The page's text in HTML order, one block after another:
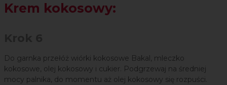
Krem kokosowy:
Do garnka przełóż wiórki kokosowe Bakal, mleczko
kokosowe, olej kokosowy i cukier. Podgrzewaj na średniej
mocy palnika, do momentu aż olej kokosowy się rozpuści.